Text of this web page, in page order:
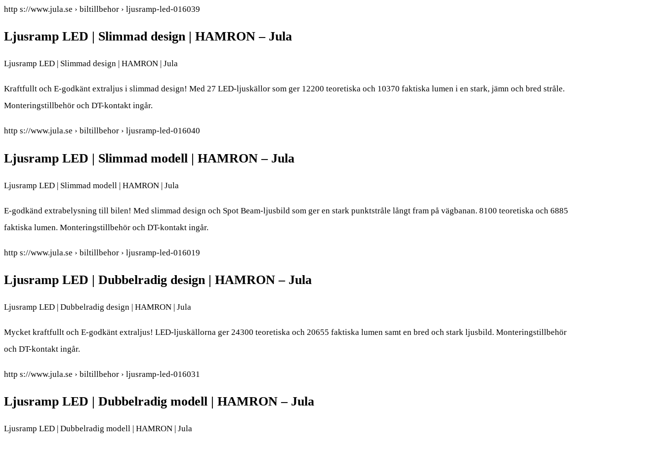
http s://www.jula.se › biltillbehor › ljusramp-led-016039
Ljusramp LED | Slimmad design | HAMRON – Jula
Ljusramp LED | Slimmad design | HAMRON | Jula
Kraftfullt och E-godkänt extraljus i slimmad design! Med 27 LED-ljuskällor som ger 12200 teoretiska och 10370 faktiska lumen i en stark, jämn och bred stråle.
Monteringstillbehör och DT-kontakt ingår.
http s://www.jula.se › biltillbehor › ljusramp-led-016040
Ljusramp LED | Slimmad modell | HAMRON – Jula
Ljusramp LED | Slimmad modell | HAMRON | Jula
E-godkänd extrabelysning till bilen! Med slimmad design och Spot Beam-ljusbild som ger en stark punktstråle långt fram på vägbanan. 8100 teoretiska och 6885
faktiska lumen. Monteringstillbehör och DT-kontakt ingår.
http s://www.jula.se › biltillbehor › ljusramp-led-016019
Ljusramp LED | Dubbelradig design | HAMRON – Jula
Ljusramp LED | Dubbelradig design | HAMRON | Jula
Mycket kraftfullt och E-godkänt extraljus! LED-ljuskällorna ger 24300 teoretiska och 20655 faktiska lumen samt en bred och stark ljusbild. Monteringstillbehör
och DT-kontakt ingår.
http s://www.jula.se › biltillbehor › ljusramp-led-016031
Ljusramp LED | Dubbelradig modell | HAMRON – Jula
Ljusramp LED | Dubbelradig modell | HAMRON | Jula